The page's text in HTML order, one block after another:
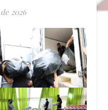
2026